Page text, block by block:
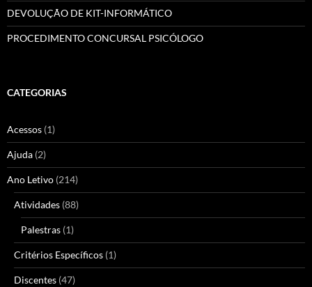
DEVOLUÇÃO DE KIT-INFORMÁTICO
PROCEDIMENTO CONCURSAL PSICÓLOGO
CATEGORIAS
Acessos (1)
Ajuda (2)
Ano Letivo (214)
Atividades (88)
Palestras (1)
Critérios Específicos (1)
Discentes (47)